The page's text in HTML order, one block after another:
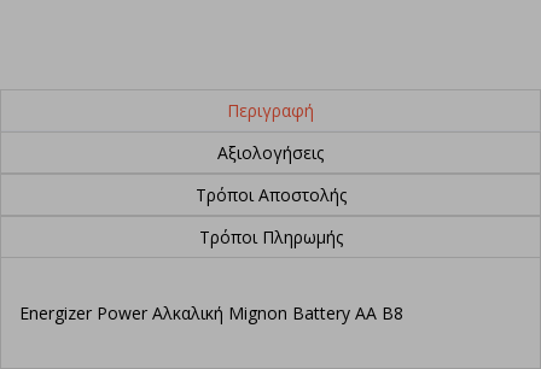
Περιγραφή
Αξιολογήσεις
Τρόποι Αποστολής
Τρόποι Πληρωμής
Energizer Power Αλκαλική Mignon Battery AA B8